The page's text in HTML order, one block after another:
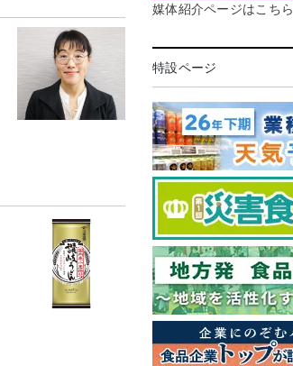
媒体紹介ページはこちら
特設ページ